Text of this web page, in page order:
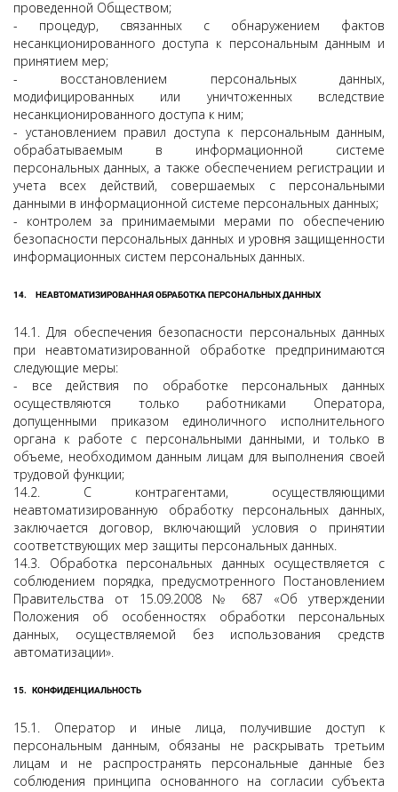
проведенной Обществом;
- процедур, связанных с обнаружением фактов
несанкционированного доступа к персональным данным и
принятием мер;
- восстановлением персональных данных,
модифицированных или уничтоженных вследствие
несанкционированного доступа к ним;
- установлением правил доступа к персональным данным,
обрабатываемым в информационной системе
персональных данных, а также обеспечением регистрации и
учета всех действий, совершаемых с персональными
данными в информационной системе персональных данных;
- контролем за принимаемыми мерами по обеспечению
безопасности персональных данных и уровня защищенности
информационных систем персональных данных.
14. НЕАВТОМАТИЗИРОВАННАЯ ОБРАБОТКА ПЕРСОНАЛЬНЫХ ДАННЫХ
14.1. Для обеспечения безопасности персональных данных
при неавтоматизированной обработке предпринимаются
следующие меры:
- все действия по обработке персональных данных
осуществляются только работниками Оператора,
допущенными приказом единоличного исполнительного
органа к работе с персональными данными, и только в
объеме, необходимом данным лицам для выполнения своей
трудовой функции;
14.2. С контрагентами, осуществляющими
неавтоматизированную обработку персональных данных,
заключается договор, включающий условия о принятии
соответствующих мер защиты персональных данных.
14.3. Обработка персональных данных осуществляется с
соблюдением порядка, предусмотренного Постановлением
Правительства от 15.09.2008 № 687 «Об утверждении
Положения об особенностях обработки персональных
данных, осуществляемой без использования средств
автоматизации».
15. КОНФИДЕНЦИАЛЬНОСТЬ
15.1. Оператор и иные лица, получившие доступ к
персональным данным, обязаны не раскрывать третьим
лицам и не распространять персональные данные без
соблюдения принципа основанного на согласии субъекта